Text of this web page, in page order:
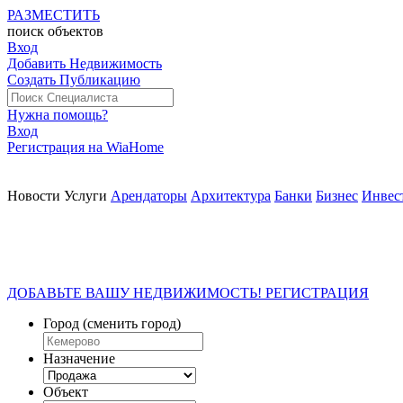
РАЗМЕСТИТЬ
поиск объектов
Вход
Добавить Недвижимость
Создать Публикацию
Нужна помощь?
Вход
Регистрация на WiaHome
Новости Услуги Арендаторы Архитектура Банки Бизнес
ДОБАВЬТЕ ВАШУ НЕДВИЖИМОСТЬ! РЕГИСТРАЦИЯ
Город (сменить город)
Назначение
Объект